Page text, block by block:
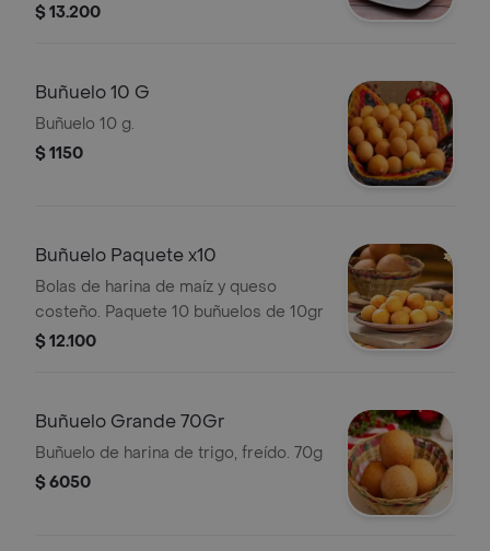
$ 13.200
Buñuelo 10 G
Buñuelo 10 g.
$ 1150
Buñuelo Paquete x10
Bolas de harina de maíz y queso
costeño. Paquete 10 buñuelos de 10gr
$ 12.100
Buñuelo Grande 70Gr
Buñuelo de harina de trigo, freído. 70g
$ 6050